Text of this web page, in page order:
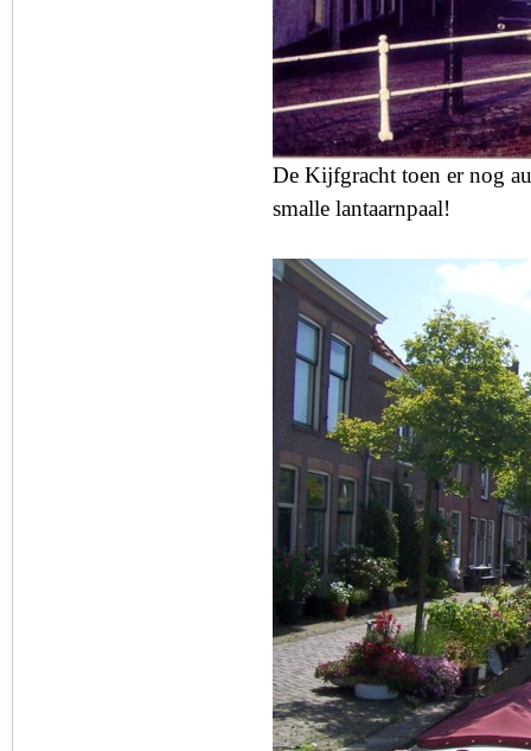
De Kijfgracht toen er nog
smalle lantaarnpaal!